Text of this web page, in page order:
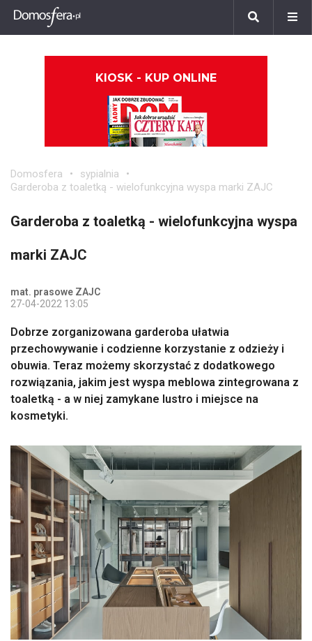
KIOSK - KUP ONLINE
Domosfera
sypialnia
Garderoba z toaletką - wielofunkcyjna wyspa marki ZAJC
Garderoba z toaletką - wielofunkcyjna wyspa
marki ZAJC
mat. prasowe ZAJC
27-04-2022 13:05
Dobrze zorganizowana garderoba ułatwia
przechowywanie i codzienne korzystanie z odzieży i
obuwia. Teraz możemy skorzystać z dodatkowego
rozwiązania, jakim jest wyspa meblowa zintegrowana z
toaletką - a w niej zamykane lustro i miejsce na
kosmetyki.